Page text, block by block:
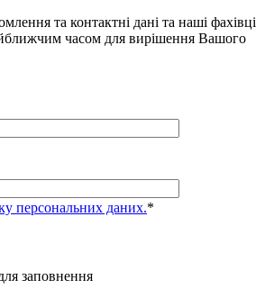
та контактні дані та наші фахівці
часом для вирішення Вашого
персональних даних.*
заповнення